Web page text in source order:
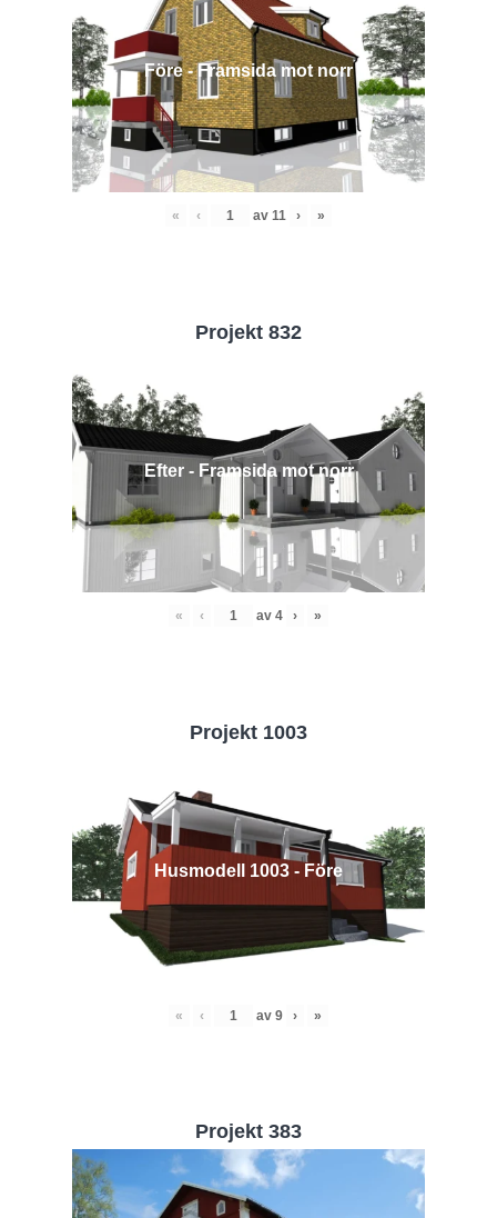
Före - Framsida mot norr
« ‹ av 11 › »
Projekt 832
Efter - Framsida mot norr
« ‹ av 4 › »
Projekt 1003
Husmodell 1003 - Före
« ‹ av 9 › »
Projekt 383